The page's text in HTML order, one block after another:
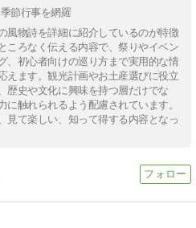
節行事を網羅
風物詩を詳細に紹介しているのが特徴
ころなく伝える内容で、祭りやイベン
、初心者向けの巡り方まで実用的な情
えます。観光計画やお土産選びに役立
歴史や文化に興味を持つ層だけでな
に触れられるよう配慮されています。
見て楽しい、知って得する内容となっ